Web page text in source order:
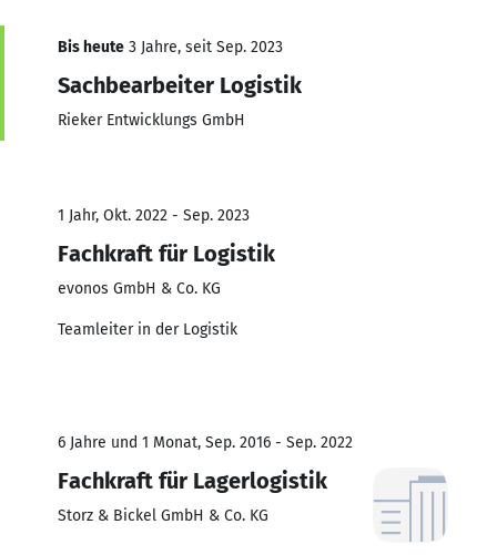
Bis heute 3 Jahre, seit Sep. 2023
Sachbearbeiter Logistik
Rieker Entwicklungs GmbH
1 Jahr, Okt. 2022 - Sep. 2023
Fachkraft für Logistik
evonos GmbH & Co. KG
Teamleiter in der Logistik
6 Jahre und 1 Monat, Sep. 2016 - Sep. 2022
Fachkraft für Lagerlogistik
Storz & Bickel GmbH & Co. KG